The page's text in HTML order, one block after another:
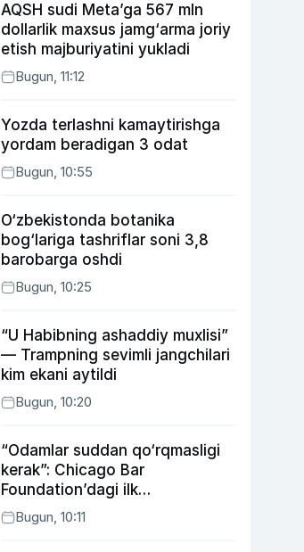
AQSH sudi Meta’ga 567 mln
dollarlik maxsus jamg‘arma joriy
etish majburiyatini yukladi
Bugun, 11:12
Yozda terlashni kamaytirishga
yordam beradigan 3 odat
Bugun, 10:55
O‘zbekistonda botanika
bog‘lariga tashriflar soni 3,8
barobarga oshdi
Bugun, 10:25
“U Habibning ashaddiy muxlisi”
— Trampning sevimli jangchilari
kim ekani aytildi
Bugun, 10:20
“Odamlar suddan qo‘rqmasligi
kerak”: Chicago Bar
Foundation’dagi ilk
o‘zbekistonlik Go‘zal
Abduaxatova
Bugun, 10:11